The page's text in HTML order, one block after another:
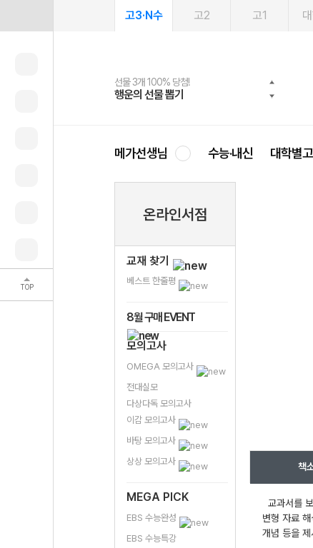
TOP
고3·N수 고2 고1
선물 3개 100% 당첨!
행운의 선물 뽑기
선물 100% 증정!
메가스터디 X 올리브
여름방학 스터디 캐시백
메가런 썸머스쿨
2027 러셀 단과
강사 공개선발
스마트러닝앱
설문 EVENT
메가패스
3일 무료 체험권
메가패스 수강생 무료혜택!
메가클럽 멤버십
사회공헌 캠페인
희망이룸 메가나눔
메가선생님 수능·내신 대학별
온라인서점
교재 찾기
베스트 한줄평
8월 구매 EVENT
모의고사
OMEGA 모의고사
전대실모
다상다독 모의고사
이감 모의고사
바탕 모의고사
상상 모의고사
MEGA PICK
EBS 수능완성
EBS 수능특강
책
교과서를
변형 자료
개념 등을